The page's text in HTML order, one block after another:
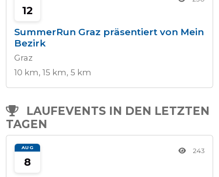
12
SummerRun Graz präsentiert von Mein
Bezirk
Graz
10 km, 15 km, 5 km
LAUFEVENTS IN DEN LETZTEN
TAGEN
AUG
8
243